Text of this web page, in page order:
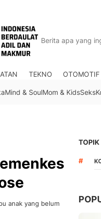
TEKNO OTOMOTIF
Mind & SoulMom & KidsSeks
anak yang belum
TOPIK
#